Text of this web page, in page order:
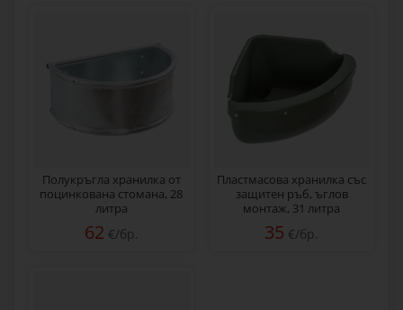
Полукръгла хранилка от
поцинкована стомана, 28
литра
62 €/бр.
Пластмасова хранилка със
защитен ръб, ъглов
монтаж, 31 литра
35 €/бр.